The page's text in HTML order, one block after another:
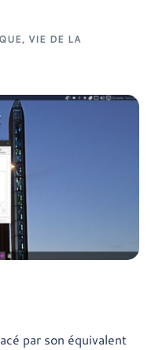
, VIE DE LA
par son équivalent